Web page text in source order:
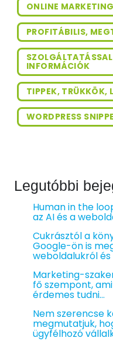
ONLINE
PROFITÁBILIS,
INFORMÁCIÓK
TIPPEK, TRÜKKÖK,
WORDPRESS
Legutóbbi
Human in the
az AI és a
Cukrásztól a
Google-ön is
weboldalukról és
Marketing-
fő szempont,
érdemes tudni…
Nem szerencse
megmutatjuk,
ügyfélhozó